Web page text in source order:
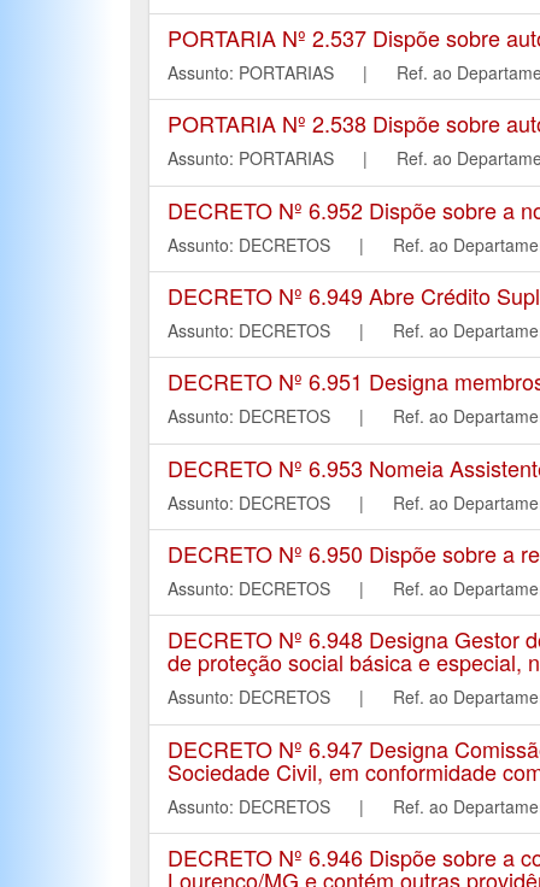
PORTARIA Nº 2.537 Dispõe sobre
Assunto: PORTARIAS | Ref. ao
PORTARIA Nº 2.538 Dispõe sobre
Assunto: PORTARIAS | Ref. ao
DECRETO Nº 6.952 Dispõe sobre a
Assunto: DECRETOS | Ref. ao
DECRETO Nº 6.949 Abre Crédito
Assunto: DECRETOS | Ref. ao
DECRETO Nº 6.951 Designa
Assunto: DECRETOS | Ref. ao
DECRETO Nº 6.953 Nomeia
Assunto: DECRETOS | Ref. ao
DECRETO Nº 6.950 Dispõe sobre a
Assunto: DECRETOS | Ref. ao
DECRETO Nº 6.948 Designa Gestor
de proteção social básica e especial,
Assunto: DECRETOS | Ref. ao
DECRETO Nº 6.947 Designa
Sociedade Civil, em conformidade
Assunto: DECRETOS | Ref. ao
DECRETO Nº 6.946 Dispõe sobre a
Lourenço/MG e contém outras